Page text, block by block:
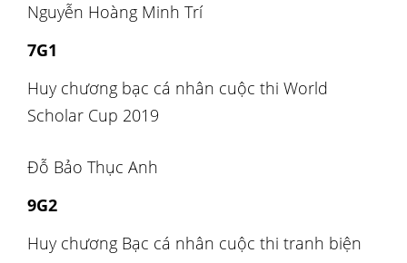
Nguyễn Hoàng Minh Trí
7G1
Huy chương bạc cá nhân cuộc thi World
Scholar Cup 2019
Đỗ Bảo Thục Anh
9G2
Huy chương Bạc cá nhân cuộc thi tranh biện